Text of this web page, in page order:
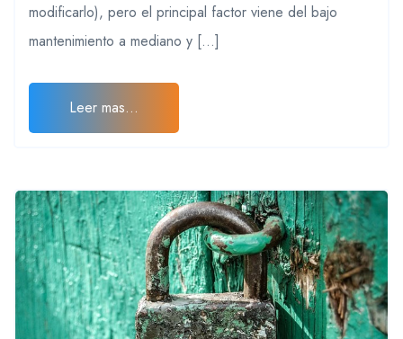
modificarlo), pero el principal factor viene del bajo
mantenimiento a mediano y […]
Leer mas...